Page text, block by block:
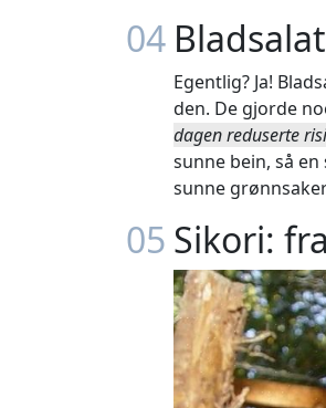
04
Egentlig? Ja!
den. De gjorde
dagen reduserte
sunne bein, så
sunne
05 Sikori: